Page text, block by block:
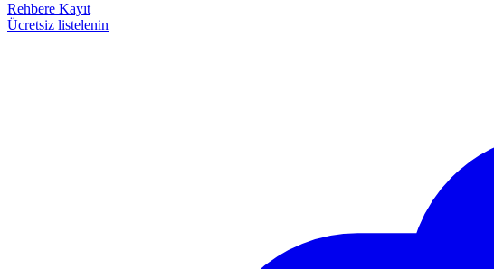
Rehbere Kayıt
Ücretsiz listelenin